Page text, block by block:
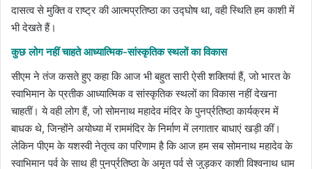
दासत्व से मुक्ति व राष्ट्र की आत्मप्रतिष्ठा का उद्घोष था, वही स्थिति हम काशी में
भी देखते हैं।
कुछ लोग नहीं चाहते आध्यात्मिक-सांस्कृतिक स्थलों का विकास
सीएम ने तंज कसते हुए कहा कि आज भी बहुत सारी ऐसी शक्तियां हैं, जो भारत के
स्वाभिमान के प्रतीक आध्यात्मिक व सांस्कृतिक स्थलों का विकास नहीं देखना
चाहतीं। ये वही लोग हैं, जो सोमनाथ महादेव मंदिर के पुनर्प्रतिष्ठा कार्यक्रम में
बाधक थे, जिन्होंने अयोध्या में राममंदिर के निर्माण में लगातार बाधाएं खड़ी कीं।
लेकिन पीएम के यशस्वी नेतृत्व का परिणाम है कि आज हम सब सोमनाथ महादेव के
स्वाभिमान पर्व के साथ ही पुनर्प्रतिष्ठा के अमृत पर्व से जुड़कर काशी विश्वनाथ धाम